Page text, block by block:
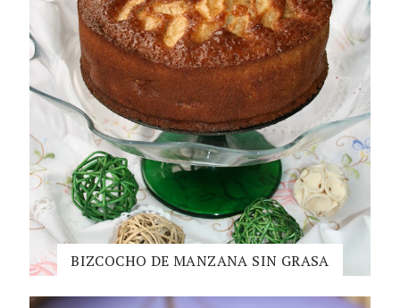
BIZCOCHO DE MANZANA SIN GRASA